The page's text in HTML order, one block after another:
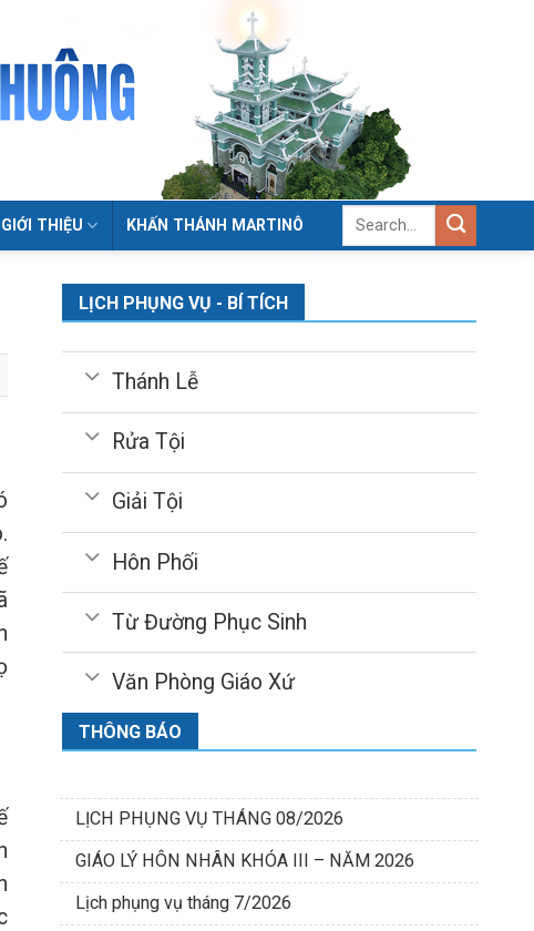
GIỚI THIỆU KHẤN THÁNH MARTINÔ
LỊCH PHỤNG VỤ - BÍ TÍCH
Thánh Lễ
Rửa Tội
Giải Tội
Hôn Phối
Từ Đường Phục Sinh
Văn Phòng Giáo Xứ
THÔNG BÁO
LỊCH PHỤNG VỤ THÁNG 08/2026
GIÁO LÝ HÔN NHÂN KHÓA III – NĂM 2026
Lịch phụng vụ tháng 7/2026